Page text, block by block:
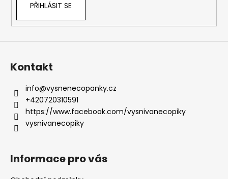
PŘIHLÁSIT SE
Kontakt
info@vysnenecopanky.cz
+420720310591
https://www.facebook.com/vysnivanecopiky
vysnivanecopiky
Informace pro vás